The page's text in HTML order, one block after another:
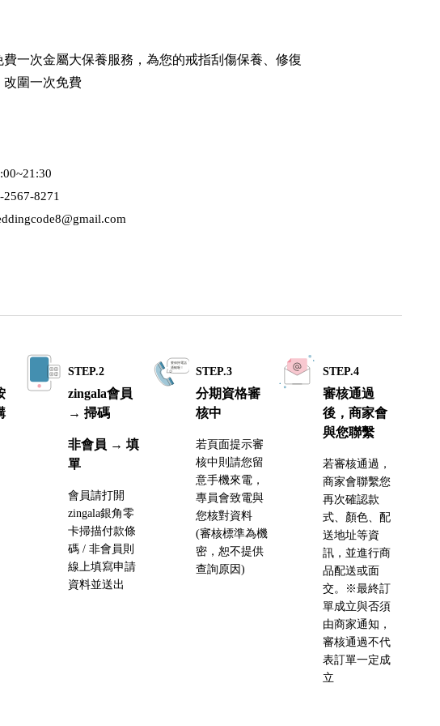
費一次金屬大保養服務，為您的戒指刮傷保養、修復
改圍一次免費
8271
STEP.2
zingala會員
→ 掃碼
非會員 → 填
單
會員請打開
zingala銀角零
卡掃描付款條
碼 / 非會員則
線上填寫申請
資料並送出
STEP.3
分期資格審
核中
若頁面提示審
核中則請您留
意手機來電，
專員會致電與
您核對資料
(審核標準為機
密，恕不提供
查詢原因)
STEP.4
審核通過
後，商家會
與您聯繫
若審核通過，
商家會聯繫您
再次確認款
式、顏色、配
送地址等資
訊，並進行商
品配送或面
交。※最終訂
單成立與否須
由商家通知，
審核通過不代
表訂單一定成
立